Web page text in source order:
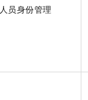
人员身份管理